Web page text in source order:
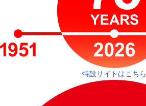
特設サイトはこちら